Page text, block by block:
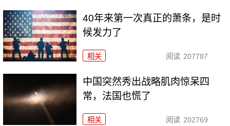
40年来第一次真正的萧条，是时
候发力了
相关 阅读 207787
中国突然秀出战略肌肉惊呆四
常，法国也慌了
相关 阅读 202769